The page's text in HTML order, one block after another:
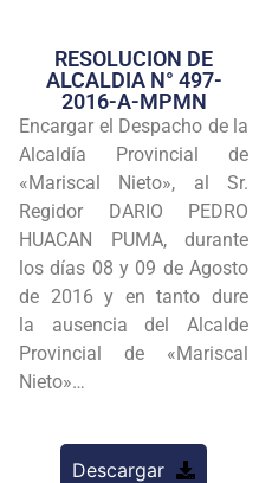
Transparencia
Seguridad
Programas
Intranet
RESOLUCION DE
ALCALDIA N° 497-
2016-A-MPMN
Encargar el Despacho de la
Alcaldía Provincial de
«Mariscal Nieto», al Sr.
Regidor DARIO PEDRO
HUACAN PUMA, durante
los días 08 y 09 de Agosto
de 2016 y en tanto dure
la ausencia del Alcalde
Provincial de «Mariscal
Nieto»…
Descargar